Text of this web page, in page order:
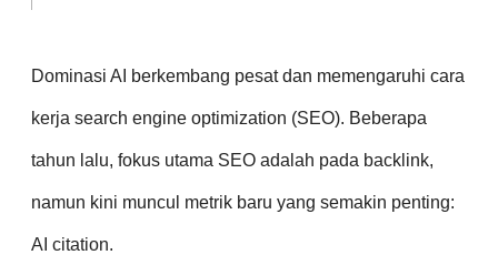
Dominasi AI berkembang pesat dan memengaruhi cara
kerja search engine optimization (SEO). Beberapa
tahun lalu, fokus utama SEO adalah pada backlink,
namun kini muncul metrik baru yang semakin penting:
AI citation.